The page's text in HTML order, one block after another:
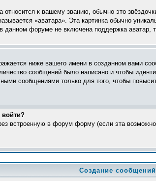
относится к вашему званию, обычно это
«аватара». Эта картинка обычно
данном форуме не включена поддержка
ниже вашего имени в созданном вами
сообщений было написано и чтобы
сообщениями только для того, чтобы
войти?
встроенную в форум форму (если эта
Создание сообщений